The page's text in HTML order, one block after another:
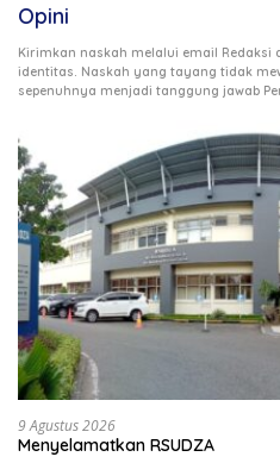
Opini
Kirimkan naskah melalui email Redaksi
identitas. Naskah yang tayang tidak
sepenuhnya menjadi tanggung jawab
9 Agustus 2026
Menyelamatkan RSUDZA